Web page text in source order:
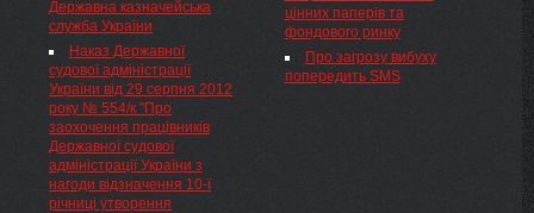
Державна казначейська
служба України
Наказ Державної
судової адміністрації
України від 29 серпня 2012
року № 554/к "Про
заохочення працівників
Державної судової
адміністрації України з
нагоди відзначення 10-ї
річниці утворення
саме депозитарної діяльності
зберігача цінних паперів,
відповідно до Порядку та умов
видачі ліцензії на провадження
окремих видів професійної
цінних паперів та
фондового ринку
Про загрозу вибуху
попередить SMS